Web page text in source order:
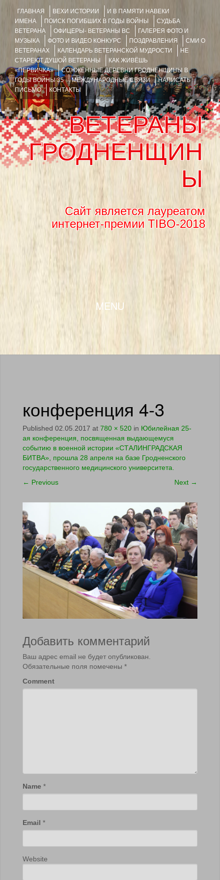
ГЛАВНАЯ ВЕХИ ИСТОРИИ
И В ПАМЯТИ НАВЕКИ
ИМЕНА
ПОИСК ПОГИБШИХ В ГОДЫ ВОЙНЫ
СУДЬБА
ВЕТЕРАНА
ОФИЦЕРЫ- ВЕТЕРАНЫ ВС
ГАЛЕРЕЯ ФОТО И
МУЗЫКА
ФОТО И ВИДЕО КОНКУРС ПОЗДРАВЛЕНИЯ
СМИ О
ВЕТЕРАНАХ
КАЛЕНДАРЬ ВЕТЕРАНСКОЙ МУДРОСТИ
НЕ
СТАРЕЮТ ДУШОЙ ВЕТЕРАНЫ
КАК ЖИВЁШЬ
«ПЕРВИЧКА»
СОЖЖЁННЫЕ ДЕРЕВНИ ГРОДНЕНЩИНЫ В
ГОДЫ ВОЙНЫ 35
МЕЖДУНАРОДНЫЕ СВЯЗИ
НАПИСАТЬ
ПИСЬМО
КОНТАКТЫ
ВЕТЕРАНЫ
ГРОДНЕНЩИН
Ы
Сайт является лауреатом
интернет-премии TIBO-2018
MENU
SKIP TO CONTENT
конференция 4-3
Published 02.05.2017 at 780 × 520 in Юбилейная 25-
ая конференция, посвященная выдающемуся
событию в военной истории «СТАЛИНГРАДСКАЯ
БИТВА», прошла 28 апреля на базе Гродненского
государственного медицинского университета.
← Previous Next →
Добавить комментарий
Ваш адрес email не будет опубликован.
Обязательные поля помечены *
Comment
Name *
Email *
Website